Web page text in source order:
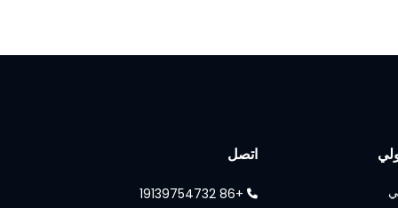
اتصل
+86 19139754732